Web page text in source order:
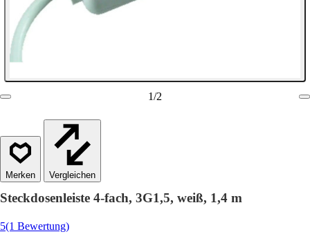
1/2
Vergleichen
Steckdosenleiste 4-fach, 3G1,5, weiß, 1,4 m
5(1 Bewertung)